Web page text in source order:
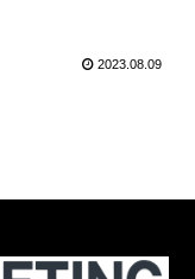
2023.08.09